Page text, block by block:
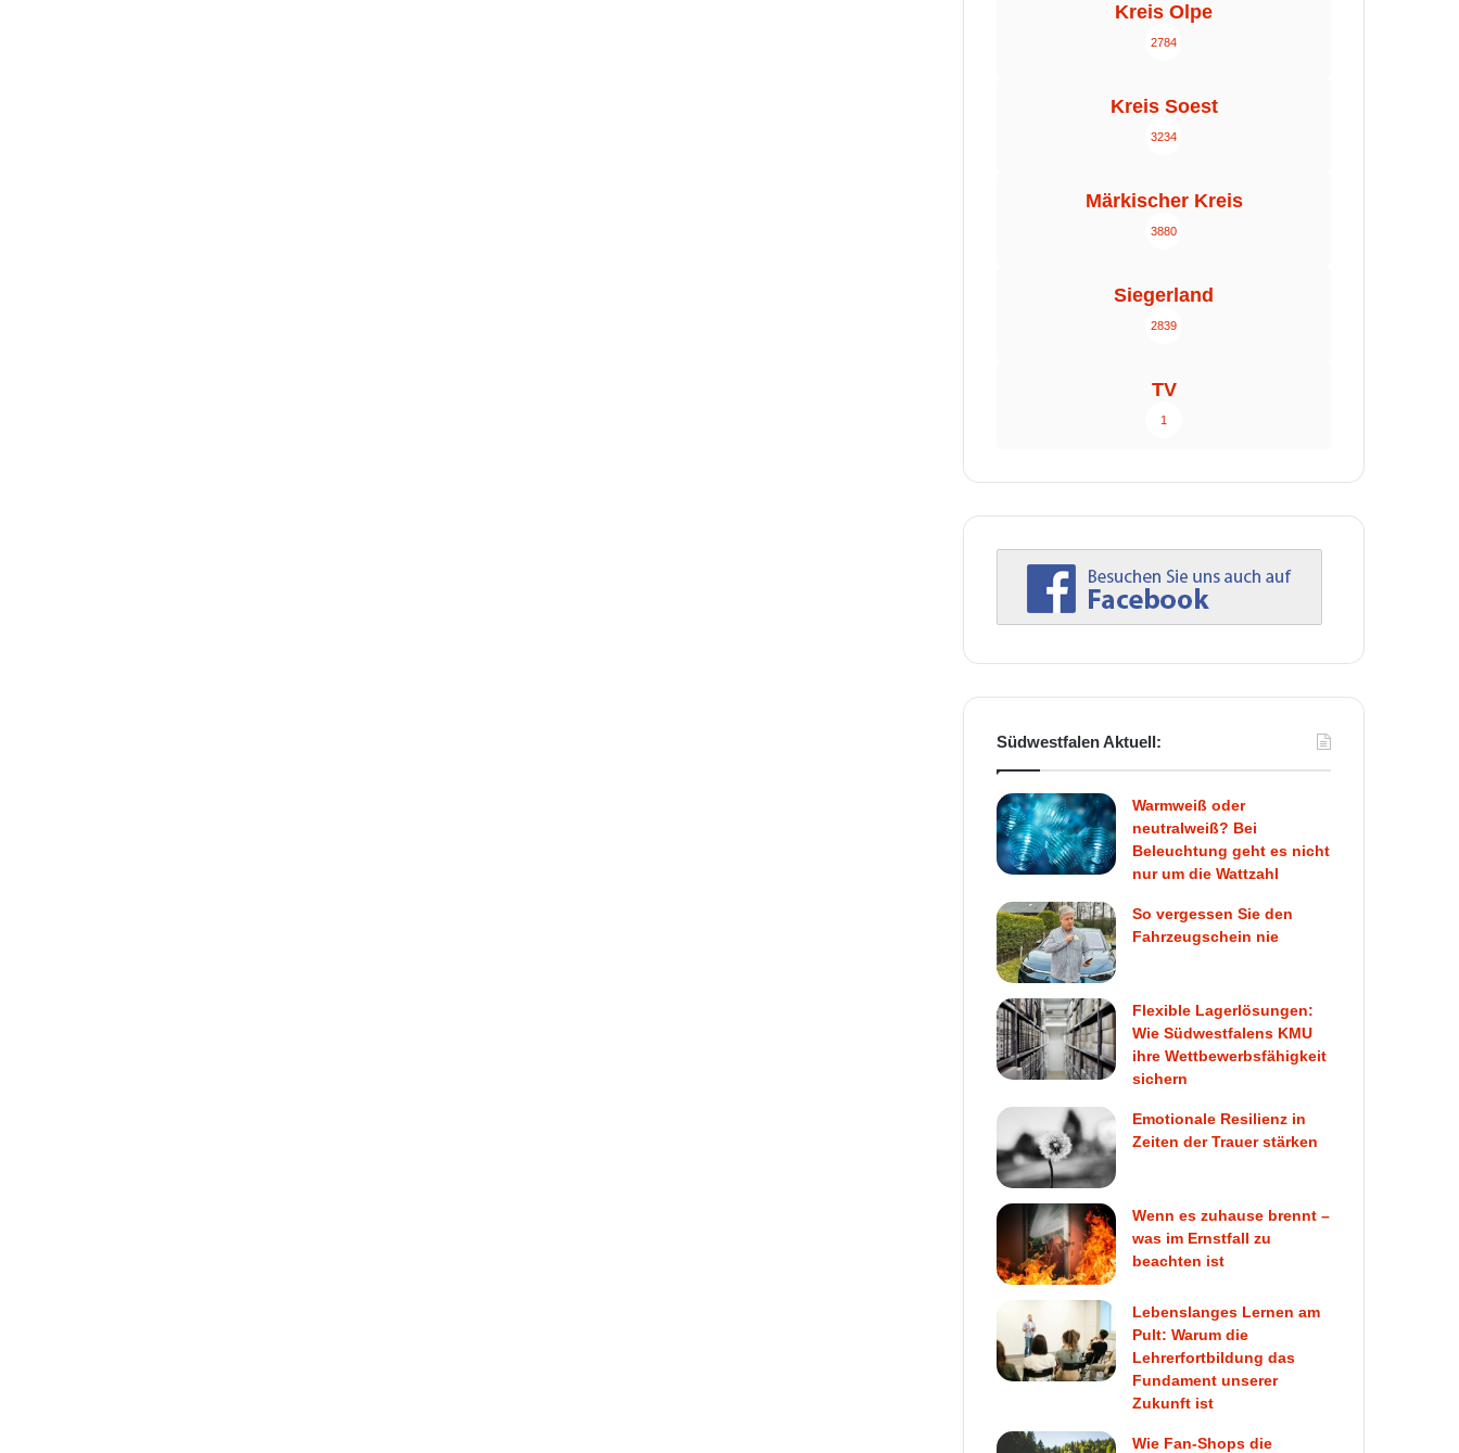
Kreis Olpe
2784
Kreis Soest
3234
Märkischer Kreis
3880
Siegerland
2839
TV
1
Südwestfalen Aktuell:
Warmweiß oder
neutralweiß? Bei
Beleuchtung geht es nicht
nur um die Wattzahl
So vergessen Sie den
Fahrzeugschein nie
Flexible Lagerlösungen:
Wie Südwestfalens KMU
ihre Wettbewerbsfähigkeit
sichern
Emotionale Resilienz in
Zeiten der Trauer stärken
Wenn es zuhause brennt –
was im Ernstfall zu
beachten ist
Lebenslanges Lernen am
Pult: Warum die
Lehrerfortbildung das
Fundament unserer
Zukunft ist
Wie Fan-Shops die